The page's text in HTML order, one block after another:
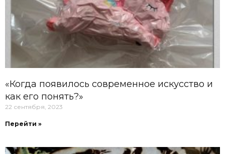
«Когда появилось современное искусство и
как его понять?»
22 сентября, 2023
Перейти »